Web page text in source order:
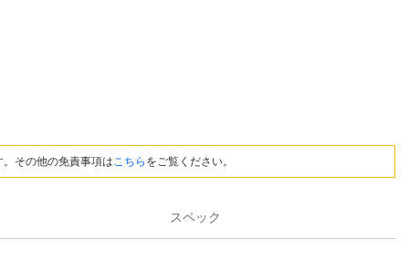
その他の免責事項はこちら をご覧ください。
スペック